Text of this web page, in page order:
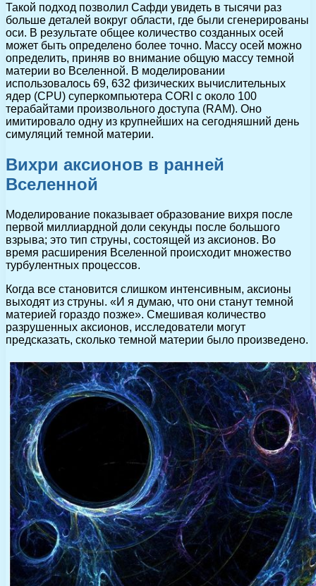
Такой подход позволил Сафди увидеть в тысячи раз
больше деталей вокруг области, где были сгенерированы
оси. В результате общее количество созданных осей
может быть определено более точно. Массу осей можно
определить, приняв во внимание общую массу темной
материи во Вселенной. В моделировании
использовалось 69, 632 физических вычислительных
ядер (CPU) суперкомпьютера CORI с около 100
терабайтами произвольного доступа (RAM). Оно
имитировало одну из крупнейших на сегодняшний день
симуляций темной материи.
Вихри аксионов в ранней
Вселенной
Моделирование показывает образование вихря после
первой миллиардной доли секунды после большого
взрыва; это тип струны, состоящей из аксионов. Во
время расширения Вселенной происходит множество
турбулентных процессов.
Когда все становится слишком интенсивным, аксионы
выходят из струны. «И я думаю, что они станут темной
материей гораздо позже». Смешивая количество
разрушенных аксионов, исследователи могут
предсказать, сколько темной материи было произведено.